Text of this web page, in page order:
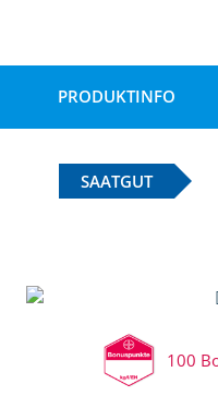
PRODUKTINFO
SAATGUT
100